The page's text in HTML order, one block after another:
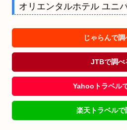
オリエンタルホテル ユニ
じゃらんで調
JTBで調べ
Yahooトラベル
楽天トラベルで